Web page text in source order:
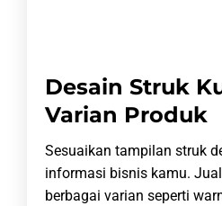
Desain Struk
Varian Produk
Sesuaikan tampilan struk
informasi bisnis kamu.
berbagai varian seperti